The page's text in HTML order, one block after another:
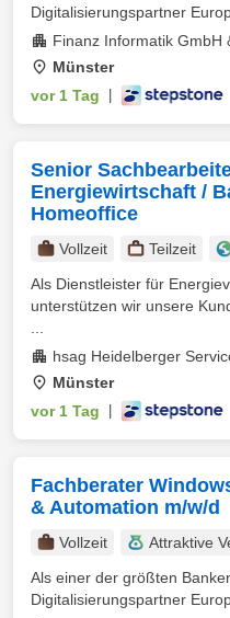
Digitalisierungspartner
Finanz Informatik GmbH
Münster
vor 1 Tag
Senior
Energiewirtschaft /
Homeoffice
Vollzeit Teilzeit
Als Dienstleister für
unterstützen wir unsere
hsag Heidelberger
Münster
vor 1 Tag
Fachberater
& Automation m/w/d
Vollzeit Attraktive
Als einer der größten
Digitalisierungspartner